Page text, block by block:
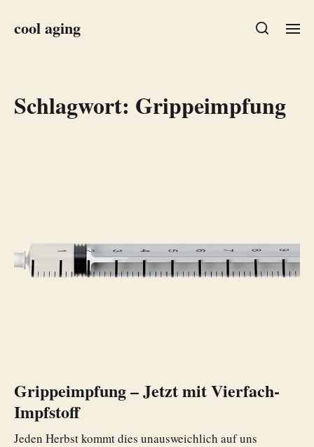
cool aging
Schlagwort: Grippeimpfung
Grippeimpfung – Jetzt mit Vierfach-
Impfstoff
Jeden Herbst kommt dies unausweichlich auf uns